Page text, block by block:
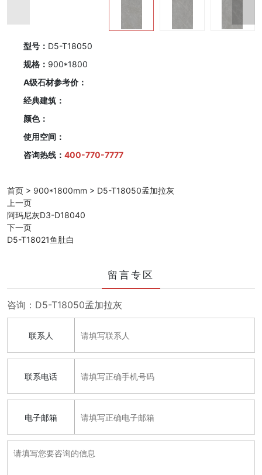
型号： D5-T18050
规格： 900*1800
A级石材参考价：
经典建筑：
颜色：
使用空间：
咨询热线： 400-770-7777
首页 > 900*1800mm > D5-T18050孟加拉灰
上一页
阿玛尼灰D3-D18040
下一页
D5-T18021鱼肚白
留言专区
咨询：D5-T18050孟加拉灰
联系人
联系电话
电子邮箱